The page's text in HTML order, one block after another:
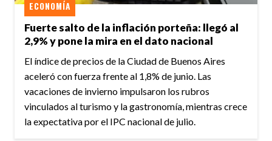
Fuerte salto de la inflación porteña: llegó al
2,9% y pone la mira en el dato nacional
ECONOMÍA
El índice de precios de la Ciudad de Buenos Aires
aceleró con fuerza frente al 1,8% de junio. Las
vacaciones de invierno impulsaron los rubros
vinculados al turismo y la gastronomía, mientras crece
la expectativa por el IPC nacional de julio.